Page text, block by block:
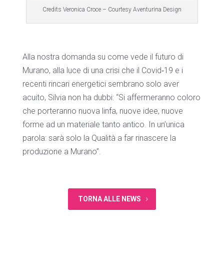
Credits Veronica Croce – Courtesy Aventurina Design
Alla nostra domanda su come vede il futuro di
Murano, alla luce di una crisi che il Covid‐19 e i
recenti rincari energetici sembrano solo aver
acuito, Silvia non ha dubbi: “Si affermeranno coloro
che porteranno nuova linfa, nuove idee, nuove
forme ad un materiale tanto antico. In un’unica
parola: sarà solo la Qualità a far rinascere la
produzione a Murano”.
TORNA ALLE NEWS